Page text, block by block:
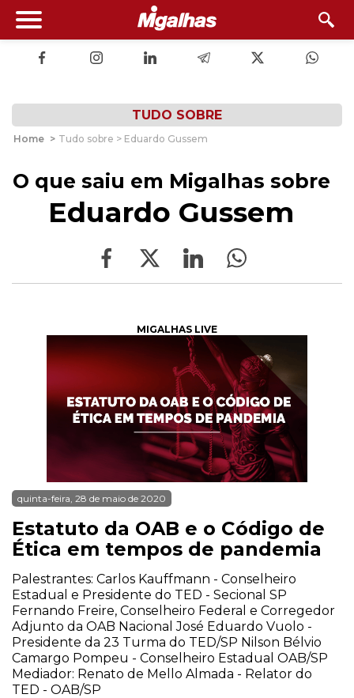
TUDO SOBRE
Home > Tudo sobre > Eduardo Gussem
O que saiu em Migalhas sobre
Eduardo Gussem
MIGALHAS LIVE
quinta-feira, 28 de maio de 2020
Estatuto da OAB e o Código de
Ética em tempos de pandemia
Palestrantes: Carlos Kauffmann - Conselheiro
Estadual e Presidente do TED - Secional SP
Fernando Freire, Conselheiro Federal e Corregedor
Adjunto da OAB Nacional José Eduardo Vuolo -
Presidente da 23 Turma do TED/SP Nilson Bélvio
Camargo Pompeu - Conselheiro Estadual OAB/SP
Mediador: Renato de Mello Almada - Relator do
TED - OAB/SP